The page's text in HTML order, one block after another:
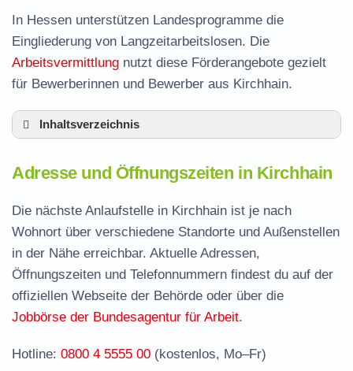
In Hessen unterstützen Landesprogramme die
Eingliederung von Langzeitarbeitslosen. Die
Arbeitsvermittlung nutzt diese Förderangebote gezielt
für Bewerberinnen und Bewerber aus Kirchhain.
Inhaltsverzeichnis
Leistungen der Arbeitsvermittlung in Kirchhain
Termin vereinbaren und Bürgergeld beantragen
Jobcenter Marburg-Biedenkopf – zuständige
Stelle
Stellenangebote und Jobbörse in Kirchhain
Häufige Fragen rund ums Jobcenter
Adresse und Öffnungszeiten in Kirchhain
Die nächste Anlaufstelle in Kirchhain ist je nach
Wohnort über verschiedene Standorte und Außenstellen
in der Nähe erreichbar. Aktuelle Adressen,
Öffnungszeiten und Telefonnummern findest du auf der
offiziellen Webseite der Behörde oder über die
Jobbörse der Bundesagentur für Arbeit.
Hotline: 0800 4 5555 00 (kostenlos, Mo–Fr)